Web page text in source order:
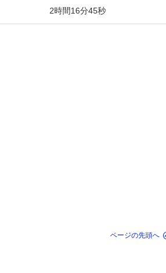
2時間16分45秒
ページの先頭へ